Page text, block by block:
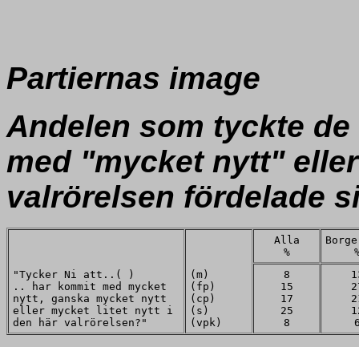
Partiernas image
Andelen som tyckte
med "mycket nytt"
valrörelsen fördelade
"Tycker Ni att..( )
.. har kommit med mycket
nytt, ganska mycket nytt
eller mycket litet nytt i
den här valrörelsen?"
(m)
(fp)
(cp)
(s)
(vpk)
Alla
%
8
15
17
25
8